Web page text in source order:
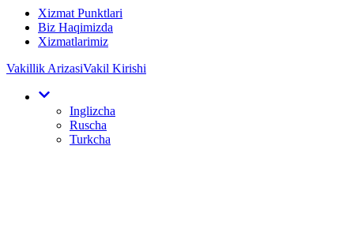
Xizmat Punktlari
Biz Haqimizda
Xizmatlarimiz
Vakillik ArizasiVakil Kirishi
Inglizcha
Ruscha
Turkcha